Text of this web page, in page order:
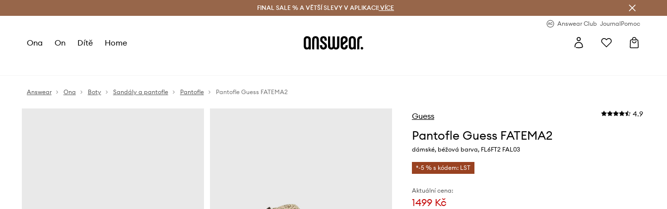
Doručení a vrácení zdarma (od 1800 Kč) Doručení i do 24 h
FINAL SALE % A VĚTŠÍ SLEVY V APLIKACI! VÍCE
Answear Club JournalPomoc
Ona On Dítě Home
Answear Ona Boty Sandály a pantofle Pantofle Pantofle Guess FATEMA2
Guess 4.9
Pantofle Guess FATEMA2
dámské, béžová barva, FL6FT2 FAL03
*-5 % s kódem: LST
Aktuální cena:
1499 Kč